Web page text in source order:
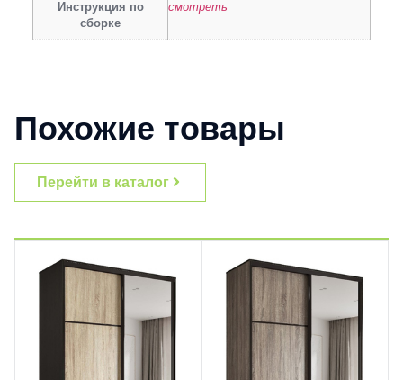
Инструкция по
сборке
смотреть
Похожие товары
Перейти в каталог